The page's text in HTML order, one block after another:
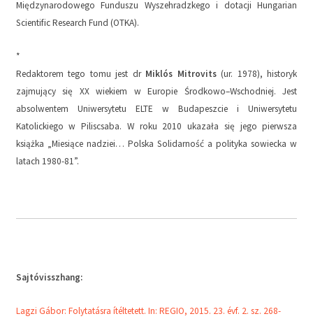
Międzynarodowego Funduszu Wyszehradzkego i dotacji Hungarian
Scientific Research Fund (OTKA).
*
Redaktorem tego tomu jest dr Miklós Mitrovits(ur. 1978), historyk
zajmujący się XX wiekiem w Europie Środkowo–Wschodniej. Jest
absolwentem Uniwersytetu ELTE w Budapeszcie i Uniwersytetu
Katolickiego w Piliscsaba. W roku 2010 ukazała się jego pierwsza
książka „Miesiące nadziei… Polska Solidarność a polityka sowiecka w
latach 1980-81”.
Sajtóvisszhang:
Lagzi Gábor: Folytatásra ítéltetett. In: REGIO, 2015. 23. évf. 2. sz. 268-